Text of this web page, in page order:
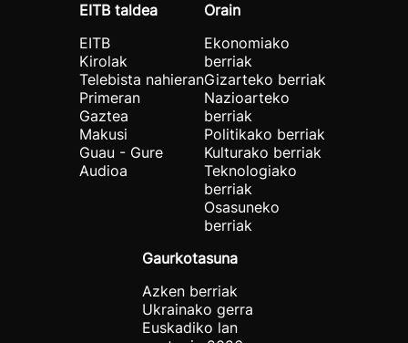
EITB taldea
EITB
Kirolak
Telebista nahieran
Primeran
Gaztea
Makusi
Guau - Gure
Audioa
Orain
Ekonomiako
berriak
Gizarteko berriak
Nazioarteko
berriak
Politikako berriak
Kulturako berriak
Teknologiako
berriak
Osasuneko
berriak
Gaurkotasuna
Azken berriak
Ukrainako gerra
Euskadiko lan